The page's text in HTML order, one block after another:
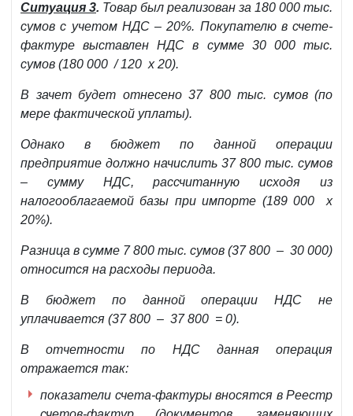
Ситуация 3. Товар был реализован за 180 000 тыс.
сумов с учетом НДС – 20%. Покупателю в счете-
фактуре выставлен НДС в сумме 30 000 тыс.
сумов (180 000 / 120 х 20).
В зачет будет отнесено 37 800 тыс. сумов (по
мере фактической уплаты).
Однако в бюджет по данной операции
предприятие должно начислить 37 800 тыс. сумов
– сумму НДС, рассчитанную исходя из
налогооблагаемой базы при импорте (189 000 х
20%).
Разница в сумме 7 800 тыс. сумов (37 800 – 30 000)
относится на расходы периода.
В бюджет по данной операции НДС не
уплачивается (37 800 – 37 800 = 0).
В отчетности по НДСданная операция
отражается так:
показатели счета-фактуры вносятся в Реестр